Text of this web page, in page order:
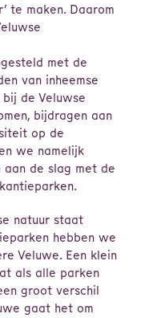
te maken. Daarom
met de
van inheemse
de Veluwse
bijdragen aan
op de
we namelijk
de slag met de
natuur staat
hebben we
Veluwe. Een klein
als alle parken
groot verschil
gaat het om